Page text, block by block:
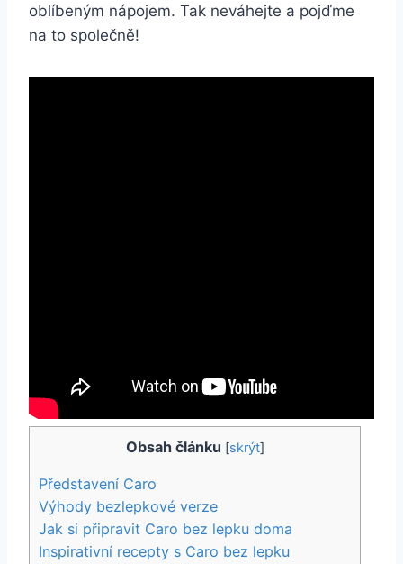
oblíbeným nápojem. Tak neváhejte a pojďme
na to společně!
Obsah článku [skrýt]
Představení Caro
Výhody bezlepkové verze
Jak si připravit Caro bez lepku doma
Inspirativní recepty s Caro bez lepku